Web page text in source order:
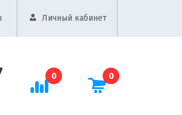
Личный кабинет
0 0